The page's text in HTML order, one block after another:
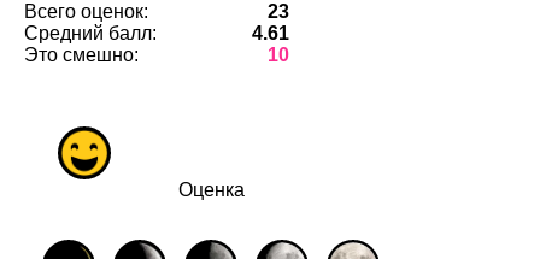
Всего оценок:
23
Средний балл:
4.61
Это смешно:
10
Оценка